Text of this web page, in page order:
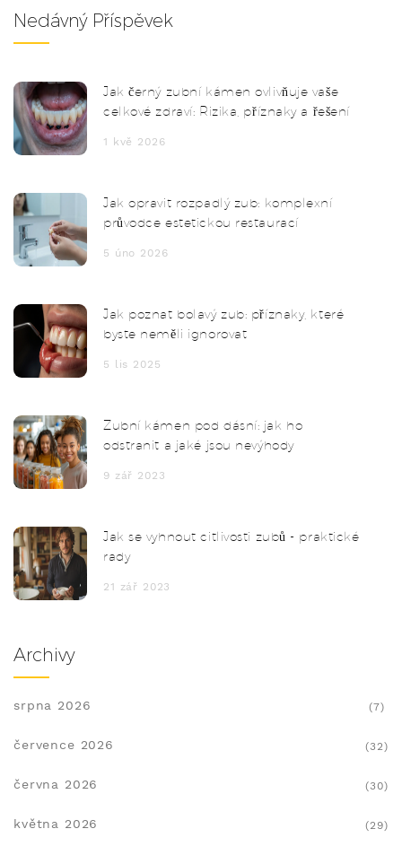
Nedávný Příspěvek
Jak černý zubní kámen ovlivňuje vaše
celkové zdraví: Rizika, příznaky a řešení
1 kvě 2026
Jak opravit rozpadlý zub: komplexní
průvodce estetickou restaurací
5 úno 2026
Jak poznat bolavý zub: příznaky, které
byste neměli ignorovat
5 lis 2025
Zubní kámen pod dásní: jak ho
odstranit a jaké jsou nevýhody
9 zář 2023
Jak se vyhnout citlivosti zubů - praktické
rady
21 zář 2023
Archivy
srpna 2026 (7)
července 2026 (32)
června 2026 (30)
května 2026 (29)